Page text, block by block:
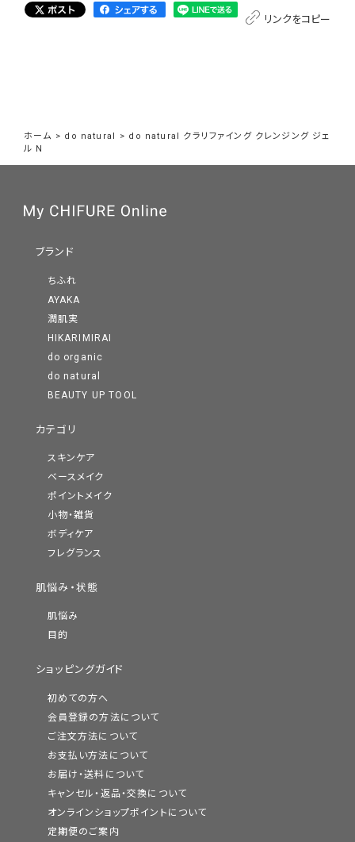
リンクをコピー
ホーム > do natural > do natural クラリファイング クレンジング ジェ
ル N
ブランド
ちふれ
AYAKA
潤肌実
HIKARIMIRAI
do organic
do natural
BEAUTY UP TOOL
カテゴリ
スキンケア
ベースメイク
ポイントメイク
小物・雑貨
ボディケア
フレグランス
肌悩み・状態
肌悩み
目的
ショッピングガイド
初めての方へ
会員登録の方法について
ご注文方法について
お支払い方法について
お届け・送料について
キャンセル・返品・交換について
オンラインショップポイントについて
定期便のご案内